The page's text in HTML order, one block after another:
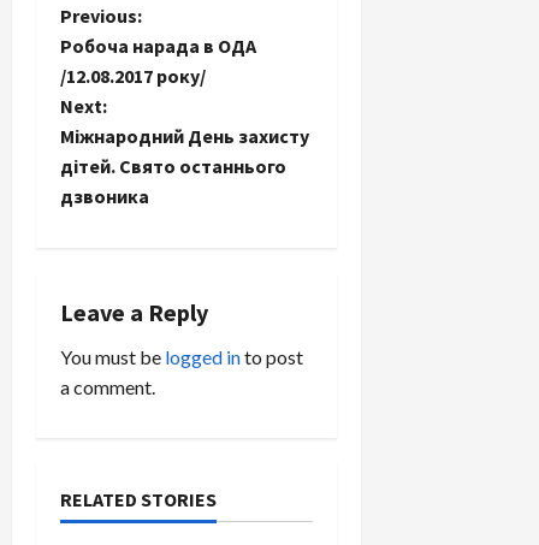
P
o
s
t
v
i
t
Previous:
Робоча нарада в ОДА
/12.08.2017 року/
Next:
Міжнародний День захисту
дітей. Свято останнього
дзвоника
Leave a Reply
You must be logged into post
a comment.
RELATED STORIES